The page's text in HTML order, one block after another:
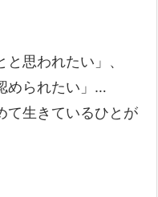
と思われたい」、
められたい」…
て生きているひとが